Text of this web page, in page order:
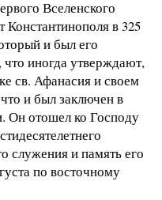
Вселенского
в 325
и был его
иногда утверждают,
св. Афанасия и своем
и был заключен в
Он отошел ко Господу
служения и память его
по восточному